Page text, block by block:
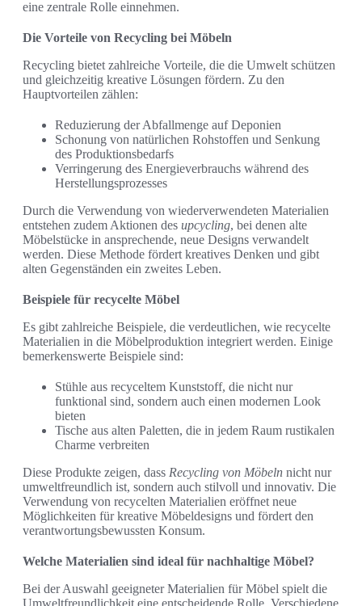
eine zentrale Rolle einnehmen.
Die Vorteile von Recycling bei Möbeln
Recycling bietet zahlreiche Vorteile, die die Umwelt schützen
und gleichzeitig kreative Lösungen fördern. Zu den
Hauptvorteilen zählen:
Reduzierung der Abfallmenge auf Deponien
Schonung von natürlichen Rohstoffen und Senkung
des Produktionsbedarfs
Verringerung des Energieverbrauchs während des
Herstellungsprozesses
Durch die Verwendung von wiederverwendeten Materialien
entstehen zudem Aktionen des upcycling, bei denen alte
Möbelstücke in ansprechende, neue Designs verwandelt
werden. Diese Methode fördert kreatives Denken und gibt
alten Gegenständen ein zweites Leben.
Beispiele für recycelte Möbel
Es gibt zahlreiche Beispiele, die verdeutlichen, wie recycelte
Materialien in die Möbelproduktion integriert werden. Einige
bemerkenswerte Beispiele sind:
Stühle aus recyceltem Kunststoff, die nicht nur
funktional sind, sondern auch einen modernen Look
bieten
Tische aus alten Paletten, die in jedem Raum rustikalen
Charme verbreiten
Diese Produkte zeigen, dass Recycling von Möbeln nicht nur
umweltfreundlich ist, sondern auch stilvoll und innovativ. Die
Verwendung von recycelten Materialien eröffnet neue
Möglichkeiten für kreative Möbeldesigns und fördert den
verantwortungsbewussten Konsum.
Welche Materialien sind ideal für nachhaltige Möbel?
Bei der Auswahl geeigneter Materialien für Möbel spielt die